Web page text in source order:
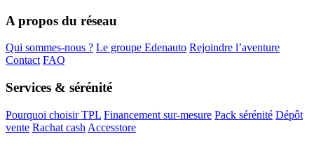
A propos du réseau
Qui sommes-nous ? Le groupe Edenauto Rejoindre l’aventure
Contact FAQ
Services & sérénité
Pourquoi choisir TPL Financement sur-mesure Pack sérénité Dépôt
vente Rachat cash Accesstore